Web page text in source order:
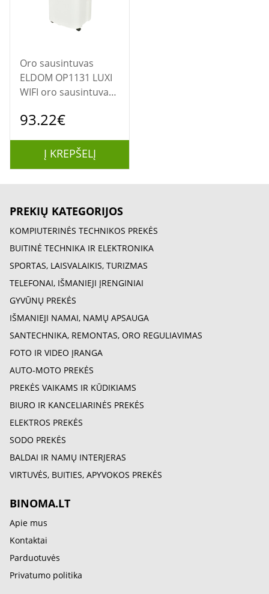
Oro sausintuvas
ELDOM OP1131 LUXI
WIFI oro sausintuvas,
93.22€
Į KREPŠELĮ
PREKIŲ KATEGORIJOS
KOMPIUTERINĖS TECHNIKOS PREKĖS
BUITINĖ TECHNIKA IR ELEKTRONIKA
SPORTAS, LAISVALAIKIS, TURIZMAS
TELEFONAI, IŠMANIEJI ĮRENGINIAI
GYVŪNŲ PREKĖS
IŠMANIEJI NAMAI, NAMŲ APSAUGA
SANTECHNIKA, REMONTAS, ORO REGULIAVIMAS
FOTO IR VIDEO ĮRANGA
AUTO-MOTO PREKĖS
PREKĖS VAIKAMS IR KŪDIKIAMS
BIURO IR KANCELIARINĖS PREKĖS
ELEKTROS PREKĖS
SODO PREKĖS
BALDAI IR NAMŲ INTERJERAS
VIRTUVĖS, BUITIES, APYVOKOS PREKĖS
BINOMA.LT
Apie mus
Kontaktai
Parduotuvės
Privatumo politika